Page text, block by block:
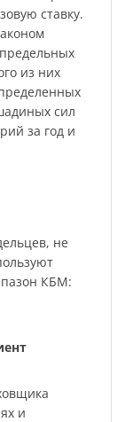
ставку.
из них
сил
за год и
не
КБМ:
и